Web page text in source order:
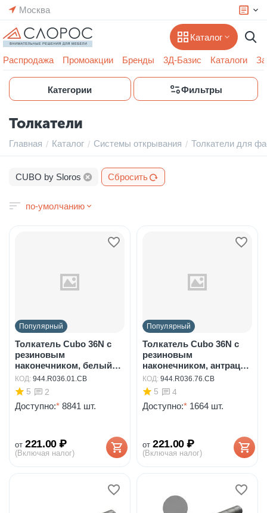
Москва
Каталог
Распродажа Промоакции Бренды 3Д-Базис Каталоги
Категории Фильтры
Толкатели
Главная / Каталог / Системы открывания / Толкатели для
CUBO by Sloros Сбросить
по-умолчанию
Популярный
Толкатель Cubo 36N с
резиновым
наконечником, белый
арт.94...
КОД: 944.R036.01.CB
5 2
Доступно:* 8841 шт.
от 221.00 ₽
(Включая налог)
Популярный
Толкатель Cubo 36N с
резиновым
наконечником, антрацит
арт...
КОД: 944.R036.76.CB
5 4
Доступно:* 1664 шт.
от 221.00 ₽
(Включая налог)